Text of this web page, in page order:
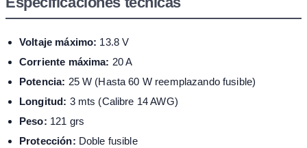
Voltaje máximo: 13.8 V
Corriente máxima: 20 A
Potencia: 25 W (Hasta 60 W reemplazando fusible)
Longitud: 3 mts (Calibre 14 AWG)
Peso: 121 grs
Protección: Doble fusible